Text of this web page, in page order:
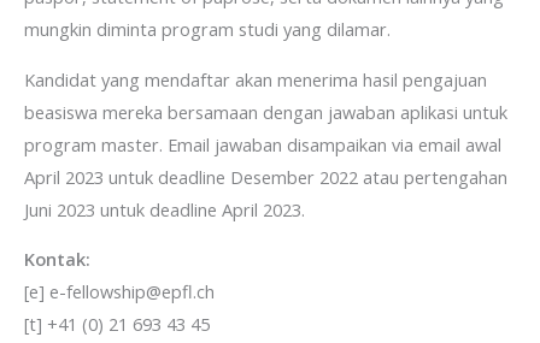
mungkin diminta program studi yang dilamar.
Kandidat yang mendaftar akan menerima hasil pengajuan
beasiswa mereka bersamaan dengan jawaban aplikasi untuk
program master. Email jawaban disampaikan via email awal
April 2023 untuk deadline Desember 2022 atau pertengahan
Juni 2023 untuk deadline April 2023.
Kontak:
[e] e-fellowship@epfl.ch
[t] +41 (0) 21 693 43 45Berlangganan